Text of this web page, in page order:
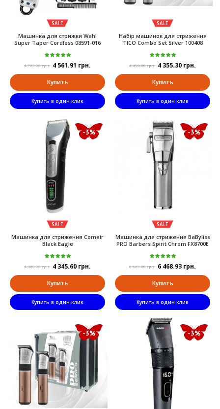
SALE
Maшинкa для cтpижки Wahl
Super Taper Cordless 08591-016
4 703.00 грн. 4 561.91 грн.
Купить
Купить в один клик
SALE
Набір машинок для стриження
TICO Combo Set Silver 100408
4 490.00 грн. 4 355.30 грн.
Купить
Купить в один клик
-3%
SALE
Машинка для стриження Comair
Black Eagle
4 480.00 грн. 4 345.60 грн.
Купить
Купить в один клик
-3%
SALE
Машинка для стриження BaByliss
PRO Barbers Spirit Chrom FX8700E
6 669.00 грн. 6 468.93 грн.
Купить
Купить в один клик
-3% -3%